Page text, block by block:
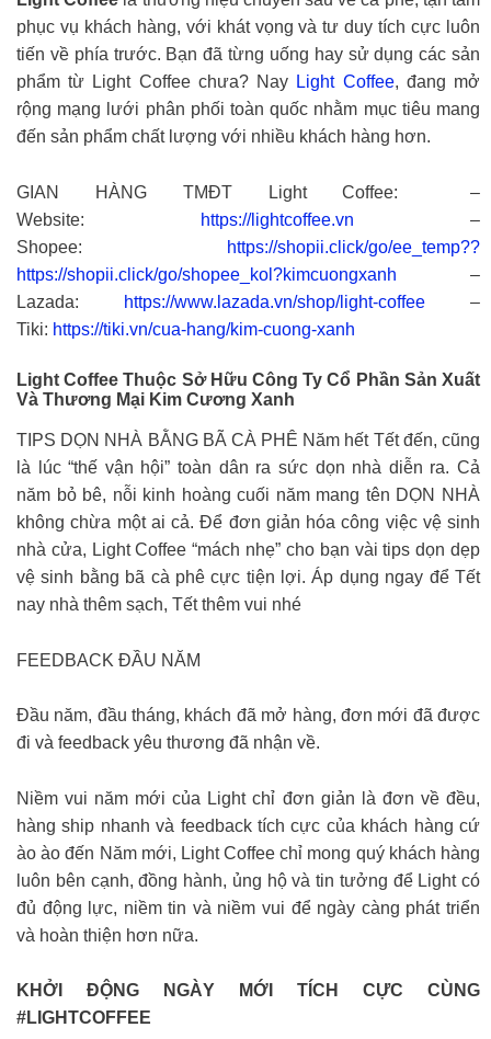
phục vụ khách hàng, với khát vọng và tư duy tích cực luôn
tiến về phía trước. Bạn đã từng uống hay sử dụng các sản
phẩm từ Light Coffee chưa? Nay Light Coffee, đang mở
rộng mạng lưới phân phối toàn quốc nhằm mục tiêu mang
đến sản phẩm chất lượng với nhiều khách hàng hơn.
GIAN HÀNG TMĐT Light Coffee: –
Website:
https://lightcoffee.vn –
Shopee:
https://shopii.click/go/ee_temp??
https://shopii.click/go/shopee_kol?kimcuongxanh –
Lazada:
https://www.lazada.vn/shop/light-coffee –
Tiki: https://tiki.vn/cua-hang/kim-cuong-xanh
Light Coffee Thuộc Sở Hữu Công Ty Cổ Phần Sản Xuất
Và Thương Mại Kim Cương Xanh
TIPS DỌN NHÀ BẰNG BÃ CÀ PHÊ Năm hết Tết đến, cũng
là lúc “thế vận hội” toàn dân ra sức dọn nhà diễn ra. Cả
năm bỏ bê, nỗi kinh hoàng cuối năm mang tên DỌN NHÀ
không chừa một ai cả. Để đơn giản hóa công việc vệ sinh
nhà cửa, Light Coffee “mách nhẹ” cho bạn vài tips dọn dẹp
vệ sinh bằng bã cà phê cực tiện lợi. Áp dụng ngay để Tết
nay nhà thêm sạch, Tết thêm vui nhé
FEEDBACK ĐẦU NĂM
Đầu năm, đầu tháng, khách đã mở hàng, đơn mới đã được
đi và feedback yêu thương đã nhận về.
Niềm vui năm mới của Light chỉ đơn giản là đơn về đều,
hàng ship nhanh và feedback tích cực của khách hàng cứ
ào ào đến Năm mới, Light Coffee chỉ mong quý khách hàng
luôn bên cạnh, đồng hành, ủng hộ và tin tưởng để Light có
đủ động lực, niềm tin và niềm vui để ngày càng phát triển
và hoàn thiện hơn nữa.
KHỞI ĐỘNG NGÀY MỚI TÍCH CỰC CÙNG
#LIGHTCOFFEE